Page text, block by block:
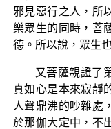
邪見惡行之人，所
樂眾生的同時，菩
德。所以說，眾生
又菩薩親證了
真如心是本來寂靜
人聲鼎沸的吵雜處
於那伽大定中，不